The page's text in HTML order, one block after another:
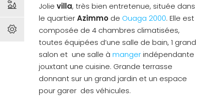
Jolie villa, très bien entretenue, située dans
le quartierAzimmo de Ouaga 2000. Elle est
composée de 4 chambres climatisées,
toutes équipées d’une salle de bain, 1 grand
salon et une salle à mangerindépendante
jouxtant une cuisine. Grande terrasse
donnant sur un grand jardin et un espace
pour garer des véhicules.